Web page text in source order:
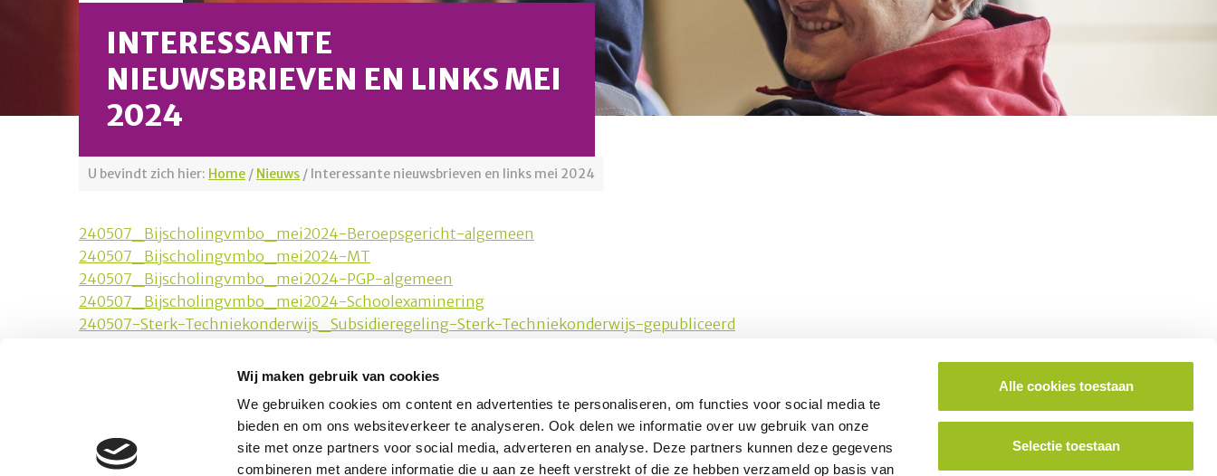
Wij maken gebruik van cookies
We gebruiken cookies om content en advertenties te personaliseren, om functies voor social media te
bieden en om ons websiteverkeer te analyseren. Ook delen we informatie over uw gebruik van onze
site met onze partners voor social media, adverteren en analyse. Deze partners kunnen deze gegevens
combineren met andere informatie die u aan ze heeft verstrekt of die ze hebben verzameld op basis van
Alle cookies toestaan
Selectie toestaan
INTERESSANTE
NIEUWSBRIEVEN EN LINKS MEI
2024
U bevindt zich hier: Home / Nieuws / Interessante nieuwsbrieven en links mei 2024
240507_Bijscholingvmbo_mei2024-Beroepsgericht-algemeen
240507_Bijscholingvmbo_mei2024-MT
240507_Bijscholingvmbo_mei2024-PGP-algemeen
240507_Bijscholingvmbo_mei2024-Schoolexaminering
240507-Sterk-Techniekonderwijs_Subsidieregeling-Sterk-Techniekonderwijs-gepubliceerd
Platform Mobiliteit en Transport
Telefoon: 06-23 58 89 49
E-mail:
secretariaat@platformmobiliteitentransport.nl
Schrijf u in voor onze nieuwsbrief
Inschrijven
Ook lid worden van het platform?
School aanmelden